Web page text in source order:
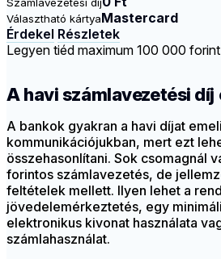
Választható kártyaMastercard
Érdekel Részletek
Legyen tiéd maximum 100 000
A havi számlavezetési díj
A bankok gyakran a havi díjat
kommunikációjukban, mert ezt
összehasonlítani. Sok csomagnál
forintos számlavezetés, de
feltételek mellett. Ilyen lehet a
jövedelemérkeztetés, egy
elektronikus kivonat használata
számlahasználat.